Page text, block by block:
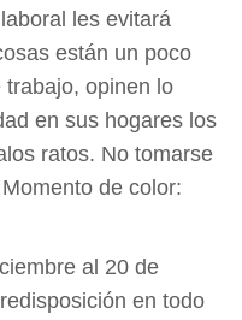
les evitará
están un poco
opinen lo
en sus hogares los
ratos. No tomarse
de color:
al 20 de
en todo